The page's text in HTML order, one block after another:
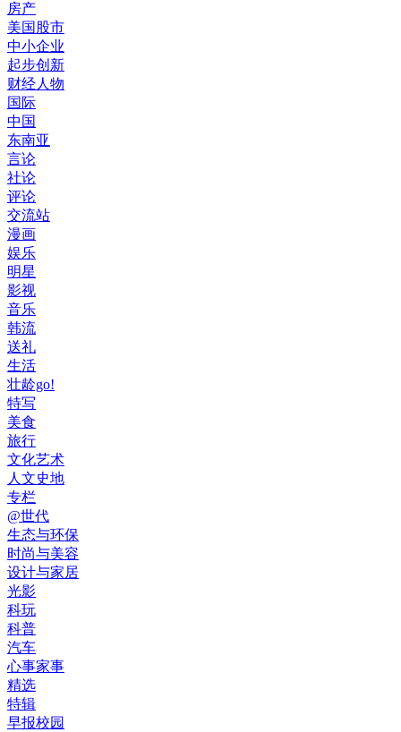
房产
美国股市
中小企业
起步创新
财经人物
国际
中国
东南亚
言论
社论
评论
交流站
漫画
娱乐
明星
影视
音乐
韩流
送礼
生活
壮龄go!
特写
美食
旅行
文化艺术
人文史地
专栏
@世代
生态与环保
时尚与美容
设计与家居
光影
科玩
科普
汽车
心事家事
精选
特辑
早报校园